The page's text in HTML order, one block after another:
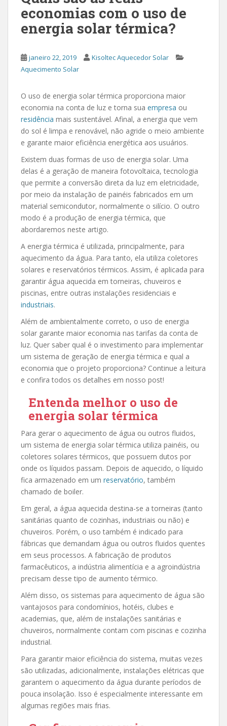
economias com o uso de
energia solar térmica?
janeiro 22, 2019
Kisoltec Aquecedor Solar
Aquecimento Solar
O uso de energia solar térmica proporciona maior
economia na conta de luz e torna sua empresa ou
residência mais sustentável. Afinal, a energia que vem
do sol é limpa e renovável, não agride o meio ambiente
e garante maior eficiência energética aos usuários.
Existem duas formas de uso de energia solar. Uma
delas é a geração de maneira fotovoltaica, tecnologia
que permite a conversão direta da luz em eletricidade,
por meio da instalação de painéis fabricados em um
material semicondutor, normalmente o silício. O outro
modo é a produção de energia térmica, que
abordaremos neste artigo.
A energia térmica é utilizada, principalmente, para
aquecimento da água. Para tanto, ela utiliza coletores
solares e reservatórios térmicos. Assim, é aplicada para
garantir água aquecida em torneiras, chuveiros e
piscinas, entre outras instalações residenciais e
industriais.
Além de ambientalmente correto, o uso de energia
solar garante maior economia nas tarifas da conta de
luz. Quer saber qual é o investimento para implementar
um sistema de geração de energia térmica e qual a
economia que o projeto proporciona? Continue a leitura
e confira todos os detalhes em nosso post!
Entenda melhor o uso de
energia solar térmica
Para gerar o aquecimento de água ou outros fluidos,
um sistema de energia solar térmica utiliza painéis, ou
coletores solares térmicos, que possuem dutos por
onde os líquidos passam. Depois de aquecido, o líquido
fica armazenado em um reservatório, também
chamado de boiler.
Em geral, a água aquecida destina-se a torneiras (tanto
sanitárias quanto de cozinhas, industriais ou não) e
chuveiros. Porém, o uso também é indicado para
fábricas que demandam água ou outros fluidos quentes
em seus processos. A fabricação de produtos
farmacêuticos, a indústria alimentícia e a agroindústria
precisam desse tipo de aumento térmico.
Além disso, os sistemas para aquecimento de água são
vantajosos para condomínios, hotéis, clubes e
academias, que, além de instalações sanitárias e
chuveiros, normalmente contam com piscinas e cozinha
industrial.
Para garantir maior eficiência do sistema, muitas vezes
são utilizadas, adicionalmente, instalações elétricas que
garantem o aquecimento da água durante períodos de
pouca insolação. Isso é especialmente interessante em
algumas regiões mais frias.